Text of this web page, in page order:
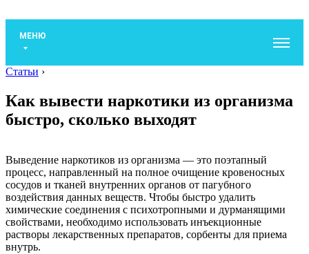
МЕНЮ
Статьи ›
Как вывести наркотики из организма
быстро, сколько выходят
Выведение наркотиков из организма — это поэтапный
процесс, направленный на полное очищение кровеносных
сосудов и тканей внутренних органов от пагубного
воздействия данных веществ. Чтобы быстро удалить
химические соединения с психотропными и дурманящими
свойствами, необходимо использовать инъекционные
растворы лекарственных препаратов, сорбенты для приема
внутрь.